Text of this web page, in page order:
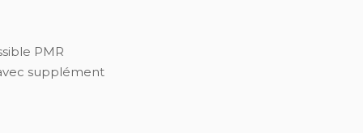
PMR
supplément